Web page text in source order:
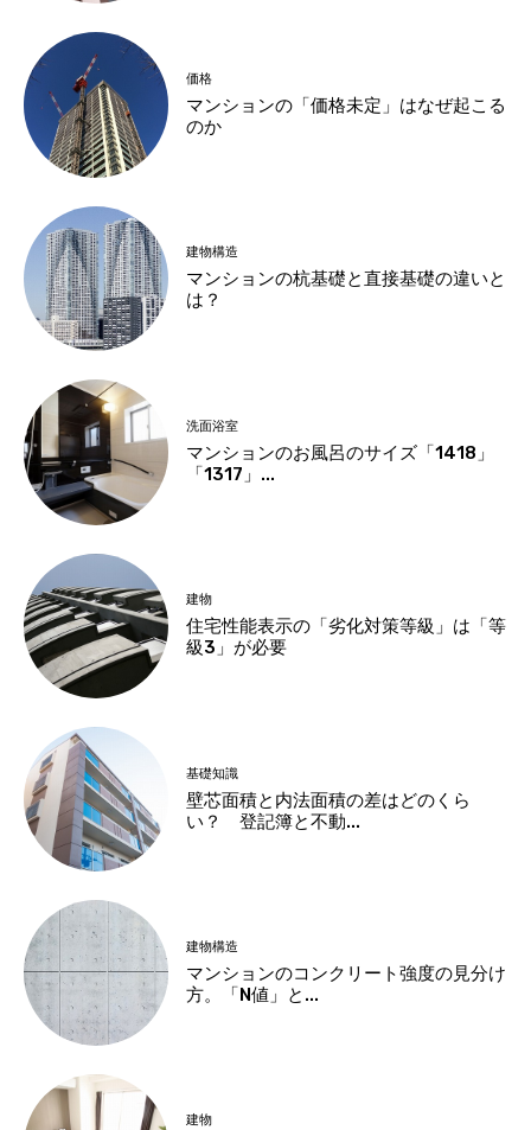
価格
マンションの「価格未定」はなぜ起こる
のか
建物構造
マンションの杭基礎と直接基礎の違いと
は？
洗面浴室
マンションのお風呂のサイズ「1418」
「1317」...
建物
住宅性能表示の「劣化対策等級」は「等
級3」が必要
基礎知識
壁芯面積と内法面積の差はどのくら
い？ 登記簿と不動...
建物構造
マンションのコンクリート強度の見分け
方。「N値」と...
建物